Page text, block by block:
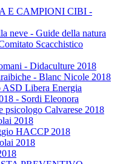
E CAMPIONI CIBI -
neve - Guide della natura
Scacchistico
- Didaculture 2018
- Blanc Nicole 2018
ASD Libera Energia
- Sordi Eleonora
psicologo Calvarese 2018
2018
HACCP 2018
2018